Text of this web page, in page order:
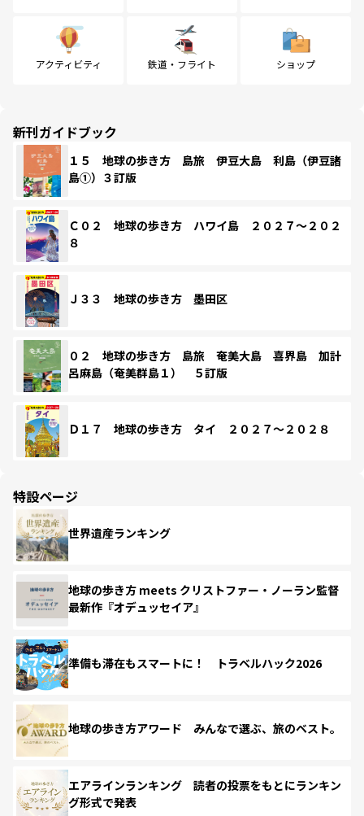
アクティビティ 鉄道・フライト ショップ
新刊ガイドブック
１５ 地球の歩き方 島旅 伊豆大島 利島（伊豆諸
島①）３訂版
Ｃ０２ 地球の歩き方 ハワイ島 ２０２７～２０２
８
Ｊ３３ 地球の歩き方 墨田区
０２ 地球の歩き方 島旅 奄美大島 喜界島 加計
呂麻島（奄美群島１） ５訂版
Ｄ１７ 地球の歩き方 タイ ２０２７～２０２８
特設ページ
世界遺産ランキング
地球の歩き方 meets クリストファー・ノーラン監督
最新作『オデュッセイア』
準備も滞在もスマートに！ トラベルハック2026
地球の歩き方アワード みんなで選ぶ、旅のベスト。
エアラインランキング 読者の投票をもとにランキン
グ形式で発表